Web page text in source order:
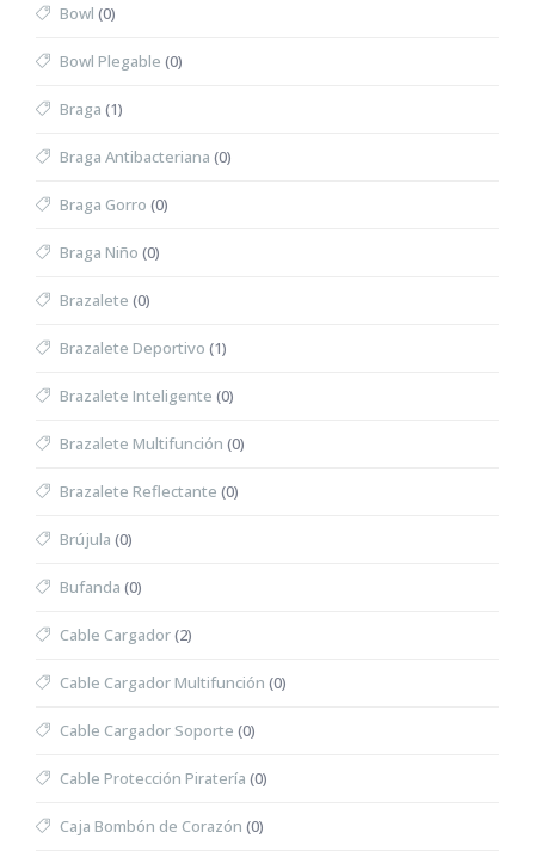
Bowl (0)
Bowl Plegable (0)
Braga (1)
Braga Antibacteriana (0)
Braga Gorro (0)
Braga Niño (0)
Brazalete (0)
Brazalete Deportivo (1)
Brazalete Inteligente (0)
Brazalete Multifunción (0)
Brazalete Reflectante (0)
Brújula (0)
Bufanda (0)
Cable Cargador(2)
Cable Cargador Multifunción (0)
Cable Cargador Soporte (0)
Cable Protección Piratería (0)
Caja Bombón de Corazón (0)